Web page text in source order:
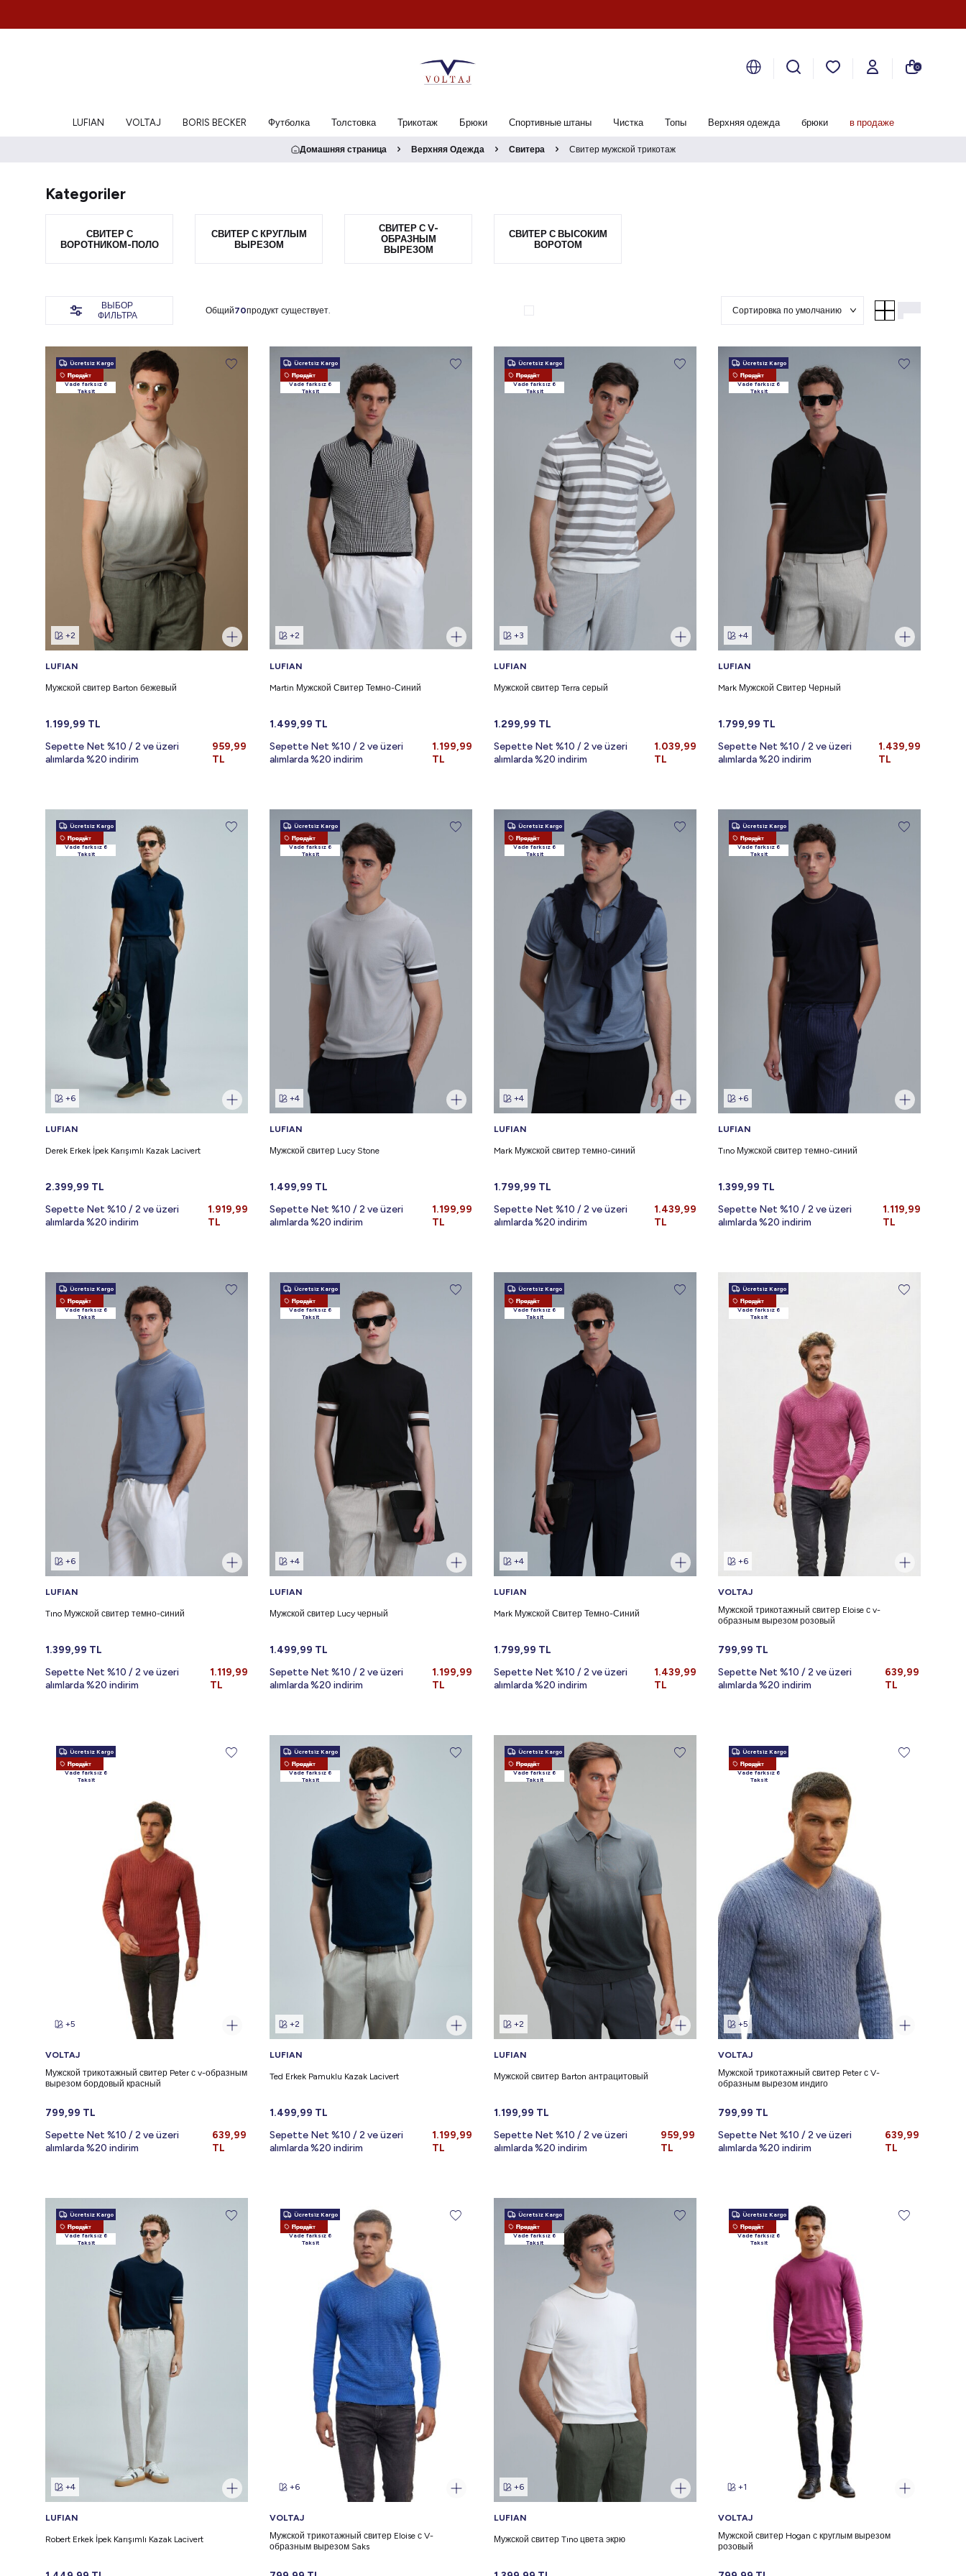
0
LUFIAN VOLTAJ BORIS BECKER Футболка Толстовка Трикотаж Брюки Спортивные штаны Чистка Топы Верхняя одежда брюки в продаже
Домашняя страница Верхняя Одежда Свитера Свитер мужской трикотаж
Kategoriler
СВИТЕР С
ВОРОТНИКОМ-ПОЛО
СВИТЕР С КРУГЛЫМ
ВЫРЕЗОМ
СВИТЕР С V-
ОБРАЗНЫМ
ВЫРЕЗОМ
СВИТЕР С ВЫСОКИМ
ВОРОТОМ
ВЫБОР
ФИЛЬТРА
Общий70продукт существует.
Ücretsiz Kargo
Новый Продукт
Vade farksız 6
Taksit
+2
LUFIAN
Мужской свитер Barton бежевый
1.199,99 TL
Sepette Net %10 / 2 ve üzeri
alımlarda %20 indirim
959,99
TL
Ücretsiz Kargo
Новый Продукт
Vade farksız 6
Taksit
+2
LUFIAN
Martin Мужской Свитер Темно-Синий
1.499,99 TL
Sepette Net %10 / 2 ve üzeri
alımlarda %20 indirim
1.199,99
TL
Ücretsiz Kargo
Новый Продукт
Vade farksız 6
Taksit
+3
LUFIAN
Мужской свитер Terra серый
1.299,99 TL
Sepette Net %10 / 2 ve üzeri
alımlarda %20 indirim
1.039,99
TL
Ücretsiz Kargo
Новый Продукт
Vade farksız 6
Taksit
+4
LUFIAN
Mark Мужской Свитер Черный
1.799,99 TL
Sepette Net %10 / 2 ve üzeri
alımlarda %20 indirim
1.439,99
TL
Ücretsiz Kargo
Новый Продукт
Vade farksız 6
Taksit
+6
LUFIAN
Derek Erkek İpek Karışımlı Kazak Lacivert
2.399,99 TL
Sepette Net %10 / 2 ve üzeri
alımlarda %20 indirim
1.919,99
TL
Ücretsiz Kargo
Новый Продукт
Vade farksız 6
Taksit
+4
LUFIAN
Мужской свитер Lucy Stone
1.499,99 TL
Sepette Net %10 / 2 ve üzeri
alımlarda %20 indirim
1.199,99
TL
Ücretsiz Kargo
Новый Продукт
Vade farksız 6
Taksit
+4
LUFIAN
Mark Мужской свитер темно-синий
1.799,99 TL
Sepette Net %10 / 2 ve üzeri
alımlarda %20 indirim
1.439,99
TL
Ücretsiz Kargo
Новый Продукт
Vade farksız 6
Taksit
+6
LUFIAN
Tıno Мужской свитер темно-синий
1.399,99 TL
Sepette Net %10 / 2 ve üzeri
alımlarda %20 indirim
1.119,99
TL
Ücretsiz Kargo
Новый Продукт
Vade farksız 6
Taksit
+6
LUFIAN
Tıno Мужской свитер темно-синий
1.399,99 TL
Sepette Net %10 / 2 ve üzeri
alımlarda %20 indirim
1.119,99
TL
Ücretsiz Kargo
Новый Продукт
Vade farksız 6
Taksit
+4
LUFIAN
Мужской свитер Lucy черный
1.499,99 TL
Sepette Net %10 / 2 ve üzeri
alımlarda %20 indirim
1.199,99
TL
Ücretsiz Kargo
Новый Продукт
Vade farksız 6
Taksit
+4
LUFIAN
Mark Мужской Свитер Темно-Синий
1.799,99 TL
Sepette Net %10 / 2 ve üzeri
alımlarda %20 indirim
1.439,99
TL
Ücretsiz Kargo
Новый Продукт
Vade farksız 6
Taksit
+6
VOLTAJ
Мужской трикотажный свитер Eloise с v-
образным вырезом розовый
799,99 TL
Sepette Net %10 / 2 ve üzeri
alımlarda %20 indirim
639,99
TL
Ücretsiz Kargo
Новый Продукт
Vade farksız 6
Taksit
+5
VOLTAJ
Мужской трикотажный свитер Peter с v-образным
вырезом бордовый красный
799,99 TL
Sepette Net %10 / 2 ve üzeri
alımlarda %20 indirim
639,99
TL
Ücretsiz Kargo
Новый Продукт
Vade farksız 6
Taksit
+2
LUFIAN
Ted Erkek Pamuklu Kazak Lacivert
1.499,99 TL
Sepette Net %10 / 2 ve üzeri
alımlarda %20 indirim
1.199,99
TL
Ücretsiz Kargo
Новый Продукт
Vade farksız 6
Taksit
+2
LUFIAN
Мужской свитер Barton антрацитовый
1.199,99 TL
Sepette Net %10 / 2 ve üzeri
alımlarda %20 indirim
959,99
TL
Ücretsiz Kargo
Новый Продукт
Vade farksız 6
Taksit
+5
VOLTAJ
Мужской трикотажный свитер Peter с V-
образным вырезом индиго
799,99 TL
Sepette Net %10 / 2 ve üzeri
alımlarda %20 indirim
639,99
TL
Ücretsiz Kargo
Новый Продукт
Vade farksız 6
Taksit
+4
LUFIAN
Robert Erkek İpek Karışımlı Kazak Lacivert
Ücretsiz Kargo
Новый Продукт
Vade farksız 6
Taksit
+6
VOLTAJ
Мужской трикотажный свитер Eloise с V-
образным вырезом Saks
Ücretsiz Kargo
Новый Продукт
Vade farksız 6
Taksit
+6
LUFIAN
Мужской свитер Tıno цвета экрю
Ücretsiz Kargo
Новый Продукт
Vade farksız 6
Taksit
+1
VOLTAJ
Мужской свитер Hogan с круглым вырезом
розовый